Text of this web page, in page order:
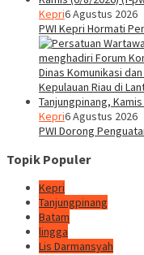
Kepri6 Agustus 2026
PWI Kepri Hormati
Kepri6 Agustus 2026
PWI Dorong
Topik Populer
Kepri
Tanjungpinang
Batam
lingga
Lis Darmansyah